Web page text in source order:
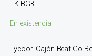
En existencia
Tycoon Cajón Beat Go